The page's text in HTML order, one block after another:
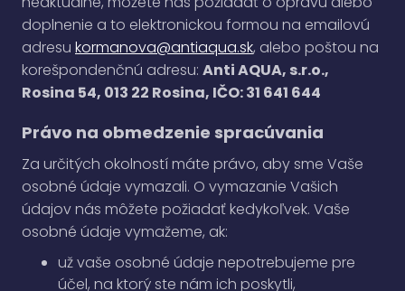
doplnenie a to elektronickou formou na emailovú
adresu kormanova@antiaqua.sk, alebo poštou na
korešpondenčnú adresu: Anti AQUA, s.r.o.,
Rosina 54, 013 22 Rosina, IČO: 31 641 644
Právo na obmedzenie spracúvania
Za určitých okolností máte právo, aby sme Vaše
osobné údaje vymazali. O vymazanie Vašich
údajov nás môžete požiadať kedykoľvek. Vaše
osobné údaje vymažeme, ak:
už vaše osobné údaje nepotrebujeme pre
účel, na ktorý ste nám ich poskytli,